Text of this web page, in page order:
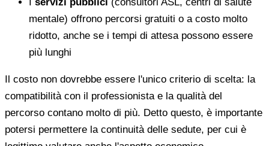
mentale) offrono percorsi gratuiti o a costo molto
ridotto, anche se i tempi di attesa possono essere
più lunghi
Il costo non dovrebbe essere l'unico criterio di scelta: la
compatibilità con il professionista e la qualità del
percorso contano molto di più. Detto questo, è importante
potersi permettere la continuità delle sedute, per cui è